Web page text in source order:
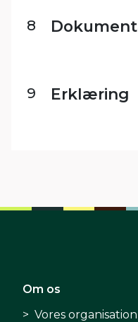
8
9 Erklæring
Om os
Vores organisation